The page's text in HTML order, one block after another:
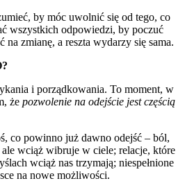
by móc uwolnić się od tego, co
wszystkich odpowiedzi, by poczuć
zmianę, a reszta wydarzy się sama.
i porządkowania. To moment, w
że pozwolenie na odejście jest częścią
co powinno już dawno odejść – ból,
wciąż wibruje w ciele; relacje, które
wciąż nas trzymają; niespełnione
na nowe możliwości.